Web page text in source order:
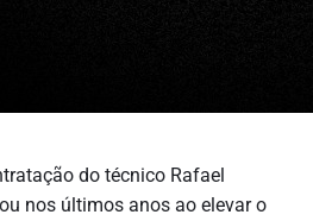
do técnico Rafael
nos últimos anos ao elevar o